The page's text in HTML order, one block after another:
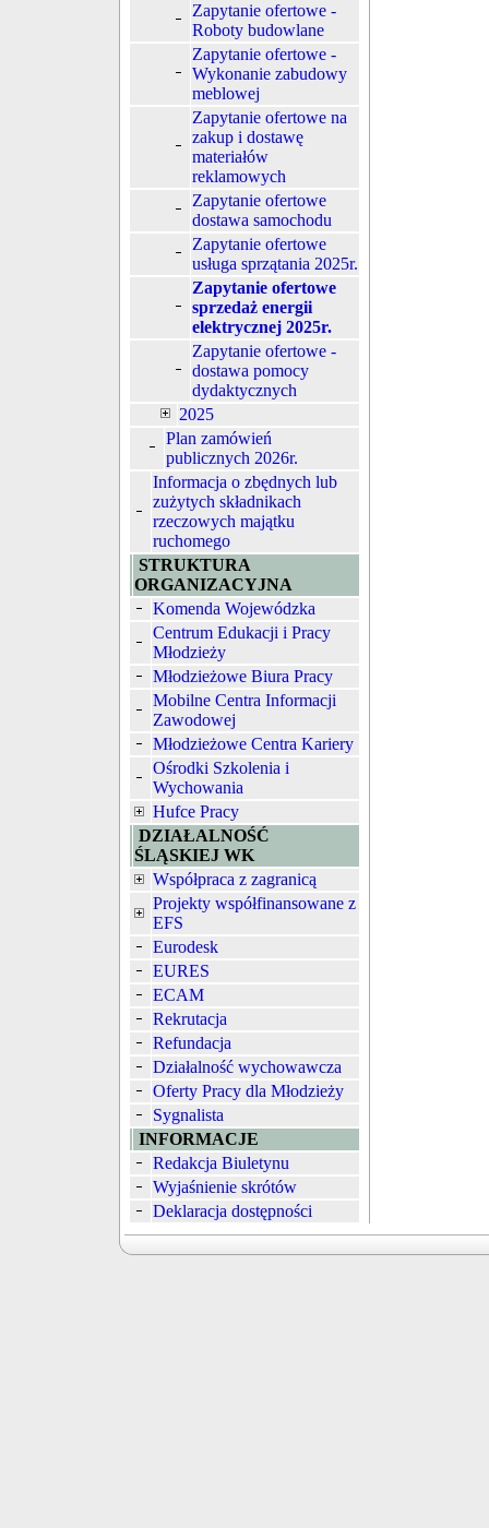
Zapytanie ofertowe -
Roboty budowlane
Zapytanie ofertowe -
Wykonanie zabudowy
meblowej
Zapytanie ofertowe na
zakup i dostawę
materiałów
reklamowych
Zapytanie ofertowe
dostawa samochodu
Zapytanie ofertowe
usługa sprzątania 2025r.
Zapytanie ofertowe
sprzedaż energii
elektrycznej 2025r.
Zapytanie ofertowe -
dostawa pomocy
dydaktycznych
2025
Plan zamówień
publicznych 2026r.
Informacja o zbędnych lub
zużytych składnikach
rzeczowych majątku
ruchomego
STRUKTURA
ORGANIZACYJNA
Komenda Wojewódzka
Centrum Edukacji i Pracy
Młodzieży
Młodzieżowe Biura Pracy
Mobilne Centra Informacji
Zawodowej
Młodzieżowe Centra Kariery
Ośrodki Szkolenia i
Wychowania
Hufce Pracy
DZIAŁALNOŚĆ
ŚLĄSKIEJ WK
Współpraca z zagranicą
Projekty współfinansowane z
EFS
Eurodesk
EURES
ECAM
Rekrutacja
Refundacja
Działalność wychowawcza
Oferty Pracy dla Młodzieży
Sygnalista
INFORMACJE
Redakcja Biuletynu
Wyjaśnienie skrótów
Deklaracja dostępności